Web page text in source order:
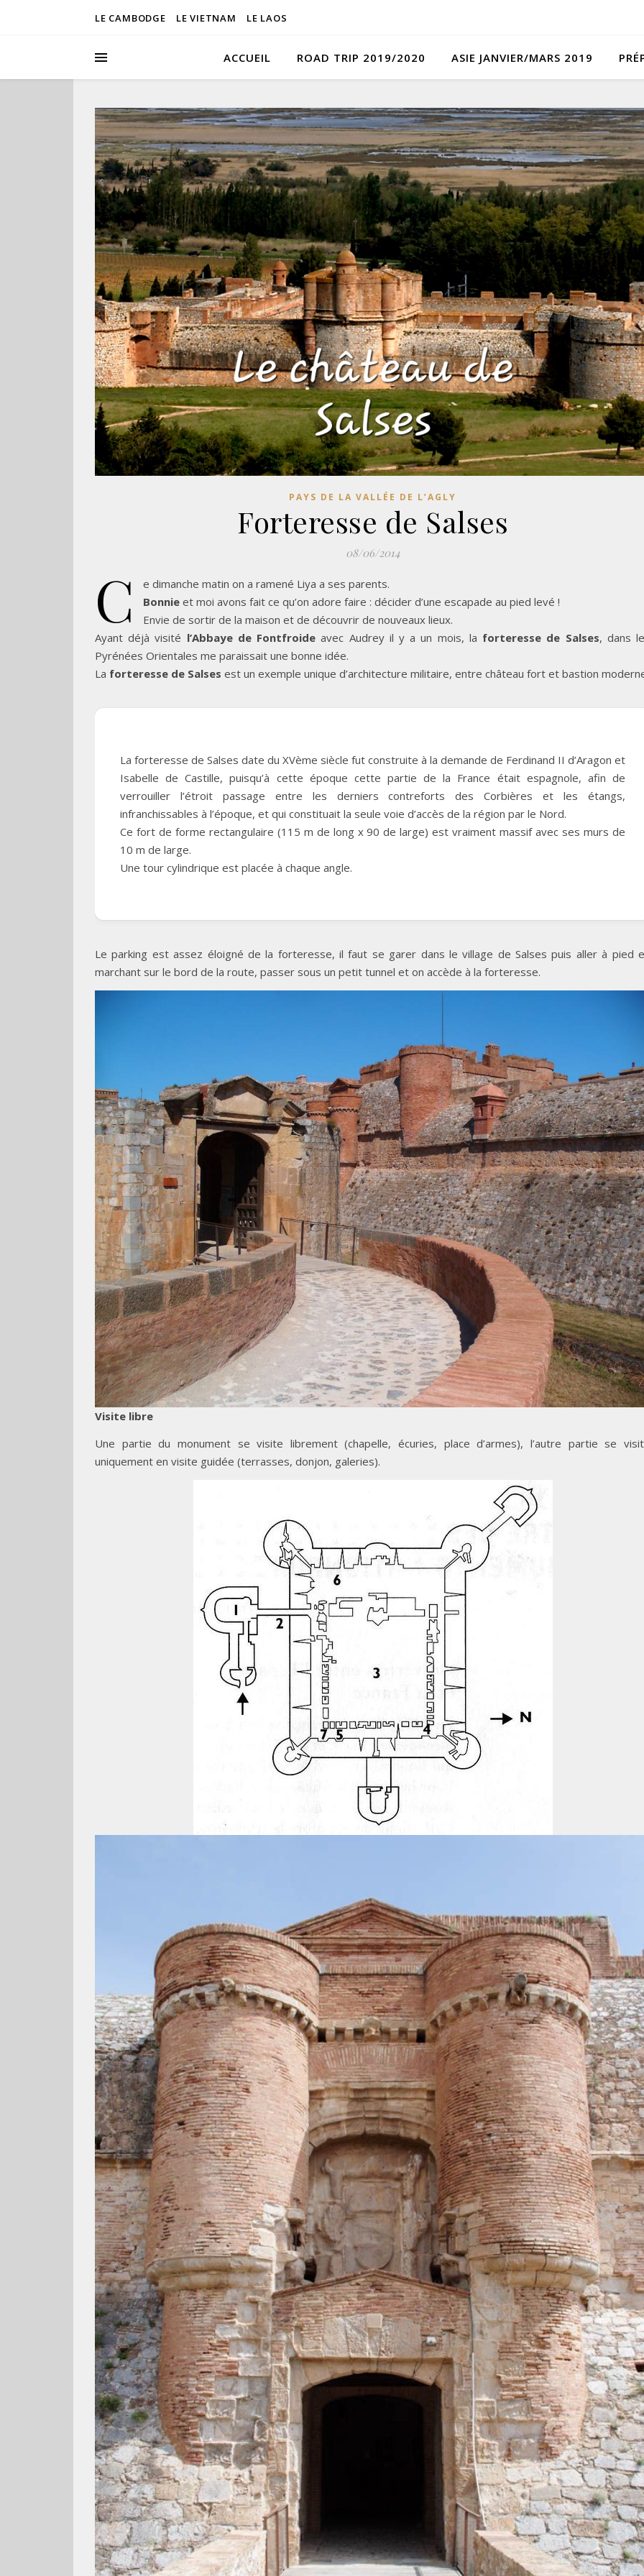
LE CAMBODGE LE VIETNAM LE LAOS
ACCUEIL ROAD TRIP 2019/2020 ASIE JANVIER/MARS 2019
PAYS DE LA VALLÉE DE L’AGLY
Forteresse de Salses
08/06/2014
C
e dimanche matin on a ramené Liya a ses parents.
Bonnie et moi avons fait ce qu’on adore faire : décider d’une escapade au pied levé !
Envie de sortir de la maison et de découvrir de nouveaux lieux.
Ayant déjà visité l’Abbaye de Fontfroide avec Audrey il y a un mois, la forteresse de Salses, dans
Pyrénées Orientales me paraissait une bonne idée.
La forteresse de Salses est un exemple unique d’architecture militaire, entre château fort et bastion
La forteresse de Salses date du XVème siècle fut construite à la demande de Ferdinand II d’Aragon et
Isabelle de Castille, puisqu’à cette époque cette partie de la France était espagnole, afin de
verrouiller l’étroit passage entre les derniers contreforts des Corbières et les étangs,
infranchissables à l’époque, et qui constituait la seule voie d’accès de la région par le Nord.
Ce fort de forme rectangulaire (115 m de long x 90 de large) est vraiment massif avec ses murs de
10 m de large.
Une tour cylindrique est placée à chaque angle.
Le parking est assez éloigné de la forteresse, il faut se garer dans le village de Salses puis aller à pied
marchant sur le bord de la route, passer sous un petit tunnel et on accède à la forteresse.
Visite libre
Une partie du monument se visite librement (chapelle, écuries, place d’armes), l’autre partie se
uniquement en visite guidée (terrasses, donjon, galeries).